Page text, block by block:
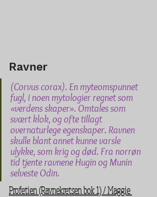
Ravner
(Corvus corax). En myteomspunnet
fugl, i noen mytologier regnet som
«verdens skaper». Omtales som
svært klok, og ofte tillagt
overnaturlege egenskaper. Ravnen
skulle blant annet kunne varsle
ulykke, som krig og død. Fra norrøn
tid tjente ravnene Hugin og Munin
selveste Odin.
Profetien (Ravnekretsen bok 1) / Maggie